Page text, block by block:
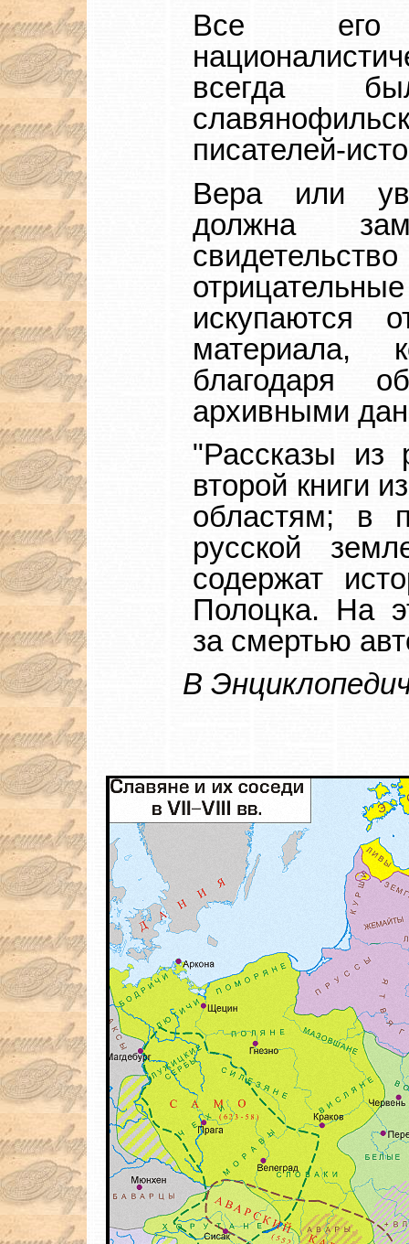
Все его
всегда
писателей-
Вера или
должна
искупаются
материала,
благодаря
архивными
"Рассказы из
второй книги
областям; в
русской
содержат
Полоцка. На
за смертью
В